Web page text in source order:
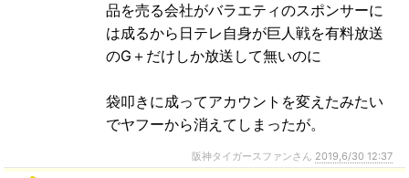
品を売る会社がバラエティのスポンサーに
は成るから日テレ自身が巨人戦を有料放送
のG＋だけしか放送して無いのに
袋叩きに成ってアカウントを変えたみたい
でヤフーから消えてしまったが。
阪神タイガースファンさん 2019,6/30 12:37